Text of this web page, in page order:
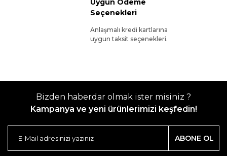
Uygun Ödeme
Seçenekleri
Anlaşmalı kredi kartlarına
uygun taksit seçenekleri.
Bizden haberdar olmak ister misiniz ?
Kampanya ve yeni ürünlerimizi keşfedin!
ABONE OL